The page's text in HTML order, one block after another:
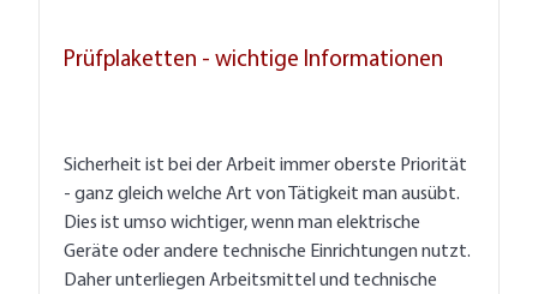
Prüfplaketten - wichtige Informationen
Sicherheit ist bei der Arbeit immer oberste Priorität
- ganz gleich welche Art von Tätigkeit man ausübt.
Dies ist umso wichtiger, wenn man elektrische
Geräte oder andere technische Einrichtungen nutzt.
Daher unterliegen Arbeitsmittel und technische